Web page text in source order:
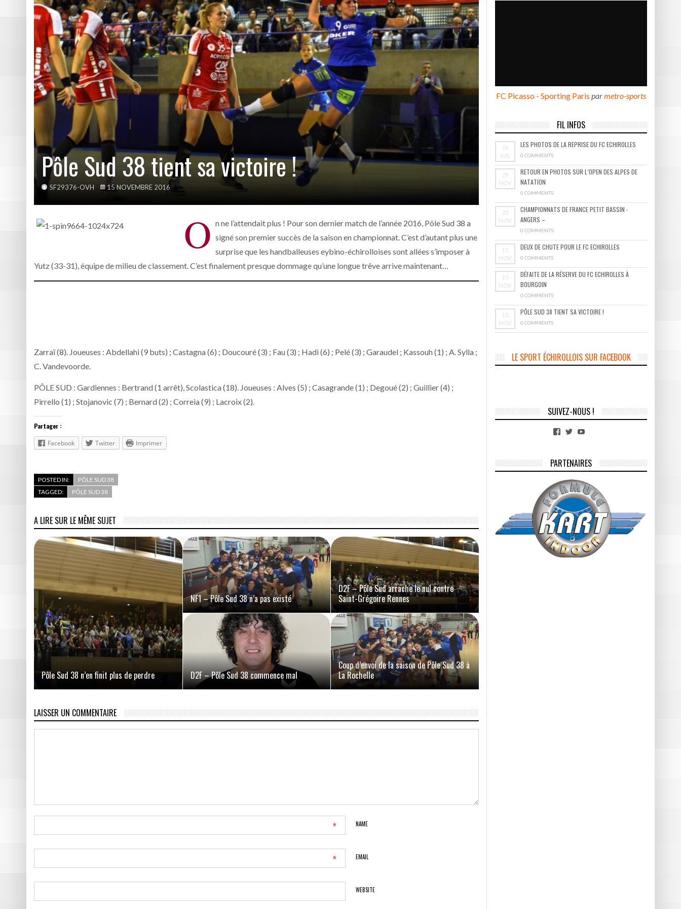
Pôle Sud 38 tient sa victoire ! - 15 novembre 2016
Résumé vidéo Picasso – Bastia (6-2) - 13 novembre 2016
2ème victoire de la saison pour Picasso - 13 novembre 2016
Les photos de Picasso – Bastia - 13 novembre 2016
Résumé vidéo Echirolles – Ain Sud - 13 novembre 2016
DE NATATION
ANGERS –
BOURGOIN
Pôle Sud 38 tient sa victoire !
SF29376-OVH 15 NOVEMBRE 2016
O n ne l’attendait plus ! Pour son dernier match de l’année 2016, Pôle Sud 38 a
signé son premier succès de la saison en championnat. C’est d’autant plus une
surprise que les handballeuses eybino-échirolloises sont allées s’imposer à
Yutz (33-31), équipe de milieu de classement. C’est finalement presque dommage qu’une longue trêve arrive maintenant…
Zarraï (8). Joueuses : Abdellahi (9 buts) ; Castagna (6) ; Doucouré (3) ; Fau (3) ; Hadi (6) ; Pelé (3) ; Garaudel ; Kassouh (1) ; A. Sylla ;
C. Vandevoorde.
PÔLE SUD : Gardiennes : Bertrand (1 arrêt), Scolastica (18). Joueuses : Alves (5) ; Casagrande (1) ; Degoué (2) ; Guillier (4) ;
Pirrello (1) ; Stojanovic (7) ; Bernard (2) ; Correia (9) ; Lacroix (2).
Partager :
Facebook
Twitter Imprimer
POSTED IN:
PÔLE SUD 38
TAGGED:
PÔLE SUD 38
A LIRE SUR LE MÊME SUJET
Pôle Sud 38 n’en finit plus de perdre
NF1 – Pôle Sud 38 n’a pas existé
D2F – Pôle Sud arrache le nul contre
Saint-Grégoire Rennes
D2F – Pôle Sud 38 commence mal
Coup d’envoi de la saison de Pôle Sud 38 à
La Rochelle
LAISSER UN COMMENTAIRE
NAME
*
EMAIL
*
WEBSITE
FC Picasso - Sporting Paris parmetro-sports
FIL INFOS
26
JUIL
LES PHOTOS DE LA REPRISE DU FC ECHIROLLES
0 COMMENTS
29
NOV
RETOUR EN PHOTOS SUR L’OPEN DES ALPES DE
NATATION
0 COMMENTS
25
NOV
CHAMPIONNATS DE FRANCE PETIT BASSIN -
ANGERS –
0 COMMENTS
15
NOV
DEUX DE CHUTE POUR LE FC ECHIROLLES
0 COMMENTS
15
NOV
DÉFAITE DE LA RÉSERVE DU FC ECHIROLLES À
BOURGOIN
0 COMMENTS
15
NOV
PÔLE SUD 38 TIENT SA VICTOIRE !
0 COMMENTS
LE SPORT ÉCHIROLLOIS SUR FACEBOOK
SUIVEZ-NOUS !
Facebook
Twitter
PARTENAIRES